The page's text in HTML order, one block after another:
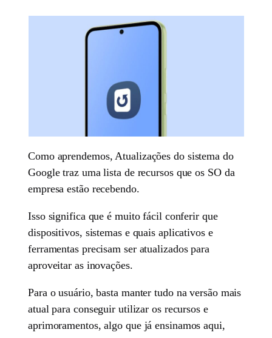
Como aprendemos, Atualizações do sistema do
Google traz uma lista de recursos que os SO da
empresa estão recebendo.
Isso significa que é muito fácil conferir que
dispositivos, sistemas e quais aplicativos e
ferramentas precisam ser atualizados para
aproveitar as inovações.
Para o usuário, basta manter tudo na versão mais
atual para conseguir utilizar os recursos e
aprimoramentos, algo que já ensinamos aqui,